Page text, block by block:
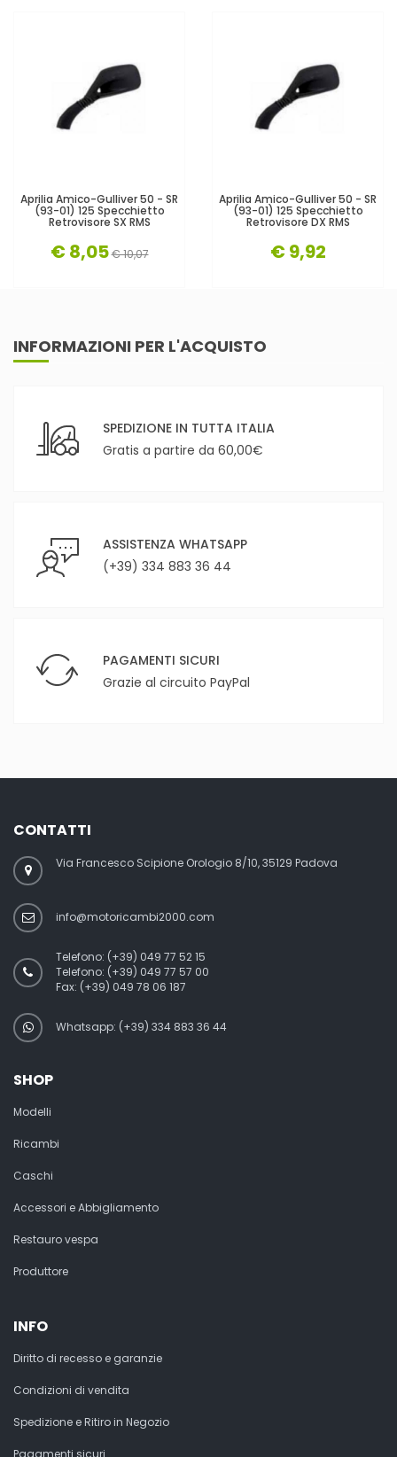
Aprilia Amico-Gulliver 50 - SR
(93-01) 125 Specchietto
Retrovisore SX RMS
€ 8,05€ 10,07
Aprilia Amico-Gulliver 50 - SR
(93-01) 125 Specchietto
Retrovisore DX RMS
€ 9,92
INFORMAZIONI PER L'ACQUISTO
SPEDIZIONE IN TUTTA ITALIA
Gratis a partire da 60,00€
ASSISTENZA WHATSAPP
(+39) 334 883 36 44
PAGAMENTI SICURI
Grazie al circuito PayPal
CONTATTI
Via Francesco Scipione Orologio 8/10, 35129 Padova
info@motoricambi2000.com
Telefono: (+39) 049 77 52 15
Telefono: (+39) 049 77 57 00
Fax: (+39) 049 78 06 187
Whatsapp: (+39) 334 883 36 44
SHOP
Modelli
Ricambi
Caschi
Accessori e Abbigliamento
Restauro vespa
Produttore
INFO
Diritto di recesso e garanzie
Condizioni di vendita
Spedizione e Ritiro in Negozio